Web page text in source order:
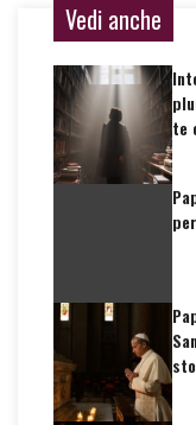
Vedi anche
te